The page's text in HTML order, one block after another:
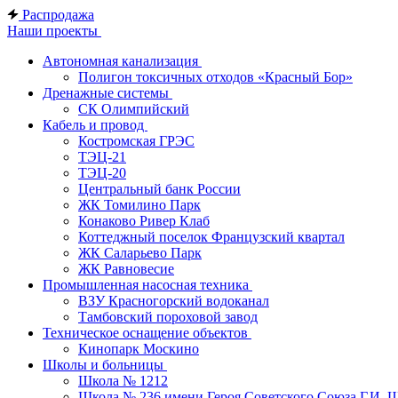
Распродажа
Наши проекты
Автономная канализация
Полигон токсичных отходов «Красный Бор»
Дренажные системы
СК Олимпийский
Кабель и провод
Костромская ГРЭС
ТЭЦ-21
ТЭЦ-20
Центральный банк России
ЖК Томилино Парк
Конаково Ривер Клаб
Коттеджный поселок Французский квартал
ЖК Саларьево Парк
ЖК Равновесие
Промышленная насосная техника
ВЗУ Красногорский водоканал
Тамбовский пороховой завод
Техническое оснащение объектов
Кинопарк Москино
Школы и больницы
Школа № 1212